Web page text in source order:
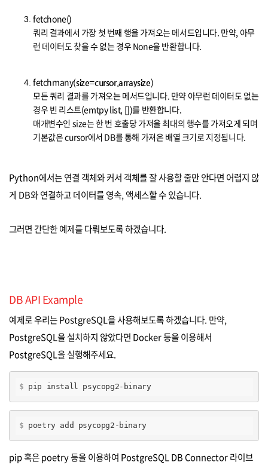
fetchone()
쿼리 결과에서 가장 첫 번째 행을 가져오는 메서드입니다. 만약, 아무
런 데이터도 찾을 수 없는 경우 None을 반환합니다.
fetchmany(size=cursor.arraysize)
모든 쿼리 결과를 가져오는 메서드입니다. 만약 아무런 데이터도 없는
경우 빈 리스트(emtpy list, [])를 반환합니다.
매개변수인 size는 한 번 호출당 가져올 최대의 행수를 가져오게 되며
기본값은 cursor에서 DB를 통해 가져온 배열 크기로 지정됩니다.
Python에서는 연결 객체와 커서 객체를 잘 사용할 줄만 안다면 어렵지 않
게 DB와 연결하고 데이터를 영속, 액세스할 수 있습니다.
그러면 간단한 예제를 다뤄보도록 하겠습니다.
DB API Example
예제로 우리는 PostgreSQL을 사용해보도록 하겠습니다. 만약,
PostgreSQL을 설치하지 않았다면 Docker 등을 이용해서
PostgreSQL을 실행해주세요.
$ pip install psycopg2-binary
$ poetry add psycopg2-binary
pip 혹은 poetry 등을 이용하여 PostgreSQL DB Connector 라이브